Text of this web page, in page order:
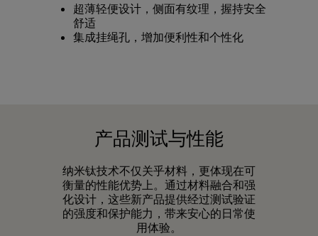
超薄轻便设计，侧面有纹理，握持安全
舒适
集成挂绳孔，增加便利性和个性化
产品测试与性能
纳米钛技术不仅关乎材料，更体现在可
衡量的性能优势上。通过材料融合和强
化设计，这些新产品提供经过测试验证
的强度和保护能力，带来安心的日常使
用体验。